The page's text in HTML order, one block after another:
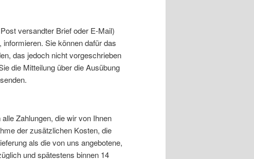
versandter Brief oder E-Mail)
Sie können dafür das
das jedoch nicht vorgeschrieben
die Mitteilung über die Ausübung
Zahlungen, die wir von Ihnen
der zusätzlichen Kosten, die
als die von uns angebotene,
und spätestens binnen 14